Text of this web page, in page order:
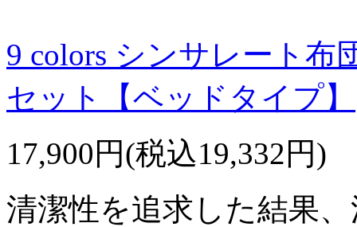
9 colors シンサレート布
セット【ベッドタイプ】
17,900円(税込19,332円)
清潔性を追求した結果